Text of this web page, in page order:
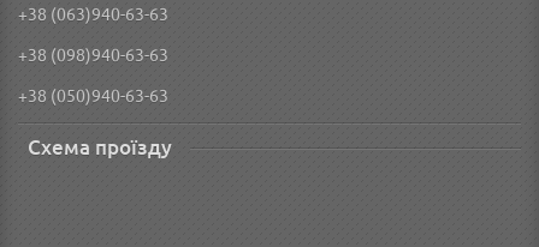
+38 (063)940-63-63
+38 (098)940-63-63
+38 (050)940-63-63
Схема проїзду